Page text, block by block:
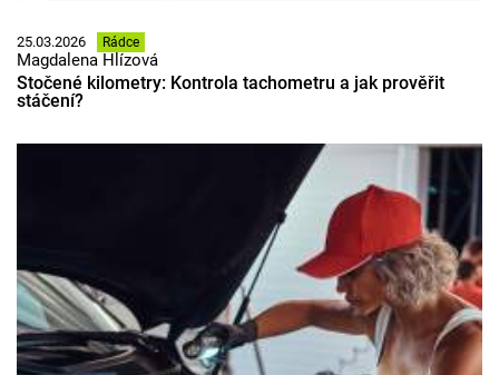
25.03.2026 Rádce
Magdalena Hlízová
Stočené kilometry: Kontrola tachometru a jak prověřit
stáčení?